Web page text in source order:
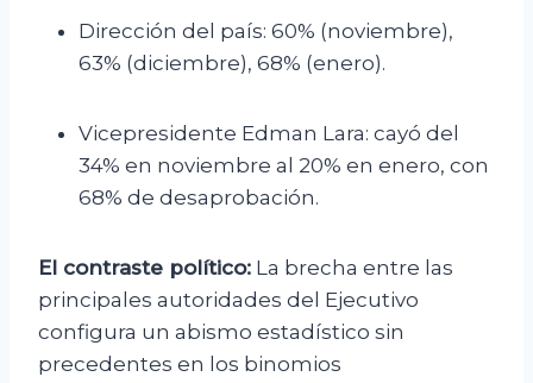
Dirección del país: 60% (noviembre),
63% (diciembre), 68% (enero).
Vicepresidente Edman Lara: cayó del
34% en noviembre al 20% en enero, con
68% de desaprobación.
El contraste político: La brecha entre las
principales autoridades del Ejecutivo
configura un abismo estadístico sin
precedentes en los binomios